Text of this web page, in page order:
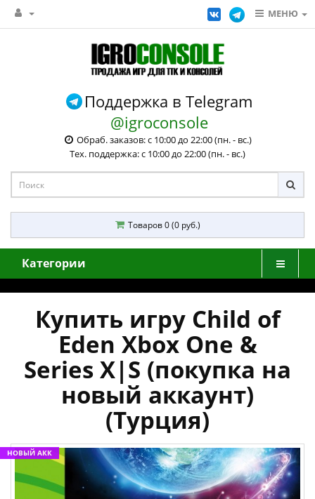
МЕНЮ
Поддержка в Telegram
@igroconsole
Обраб. заказов: с 10:00 до 22:00 (пн. - вс.)
Тех. поддержка: с 10:00 до 22:00 (пн. - вс.)
Товаров 0 (0 руб.)
Категории
Купить игру Child of
Eden Xbox One &
Series X|S (покупка на
новый аккаунт)
(Турция)
НОВЫЙ АКК